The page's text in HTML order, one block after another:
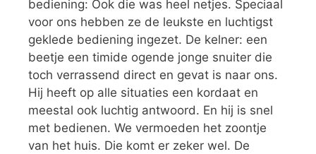
bediening: Ook die was heel netjes. Speciaal
voor ons hebben ze de leukste en luchtigst
geklede bediening ingezet. De kelner: een
beetje een timide ogende jonge snuiter die
toch verrassend direct en gevat is naar ons.
Hij heeft op alle situaties een kordaat en
meestal ook luchtig antwoord. En hij is snel
met bedienen. We vermoeden het zoontje
van het huis. Die komt er zeker wel. De